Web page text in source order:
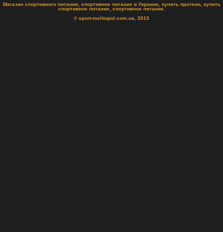
Магазин спортивного питания, спортивное питание в Украине, купить протеин, купить
спортивное питание, спортивное питание.
© sport-melitopol.com.ua, 2015